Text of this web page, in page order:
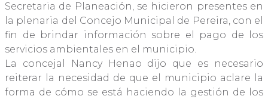
Secretaria de Planeación, se hicieron presentes en
la plenaria del Concejo Municipal de Pereira, con el
fin de brindar información sobre el pago de los
servicios ambientales en el municipio.
La concejal Nancy Henao dijo que es necesario
reiterar la necesidad de que el municipio aclare la
forma de cómo se está haciendo la gestión de los